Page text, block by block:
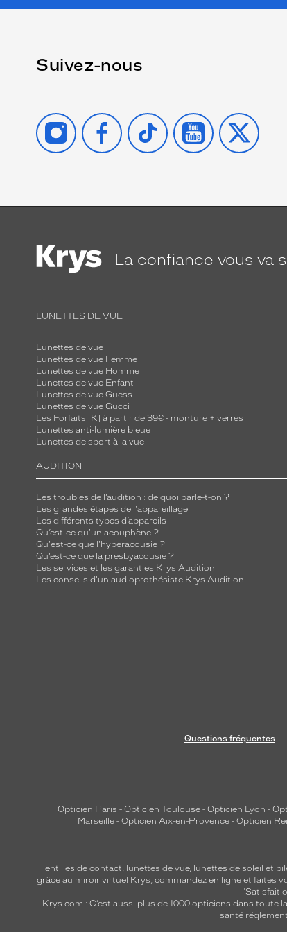
Suivez-nous
INSTAGRAMFACEBOOK
TIKTOK YOUTUBE
X
La confiance vous va
LUNETTES DE VUE
Lunettes de vue
Lunettes de vue Femme
Lunettes de vue Homme
Lunettes de vue Enfant
Lunettes de vue Guess
Lunettes de vue Gucci
Les Forfaits [K] à partir de 39€ - monture + verres
Lunettes anti-lumière bleue
Lunettes de sport à la vue
AUDITION
Les troubles de l’audition : de quoi parle-t-on ?
Les grandes étapes de l'appareillage
Les différents types d’appareils
Qu’est-ce qu'un acouphène ?
Qu'est-ce que l'hyperacousie ?
Qu’est-ce que la presbyacousie ?
Les services et les garanties Krys Audition
Les conseils d'un audioprothésiste Krys Audition
Questions fréquentes
Opticien Paris - Opticien Toulouse - Opticien Lyon -
Marseille - Opticien Aix-en-Provence - Opticien
lentilles de contact, lunettes de vue, lunettes de soleil et
grâce au miroir virtuel Krys, commandez en ligne et faites
"Satisfait
Krys.com : C’est aussi plus de 1000 opticiens dans toute
santé